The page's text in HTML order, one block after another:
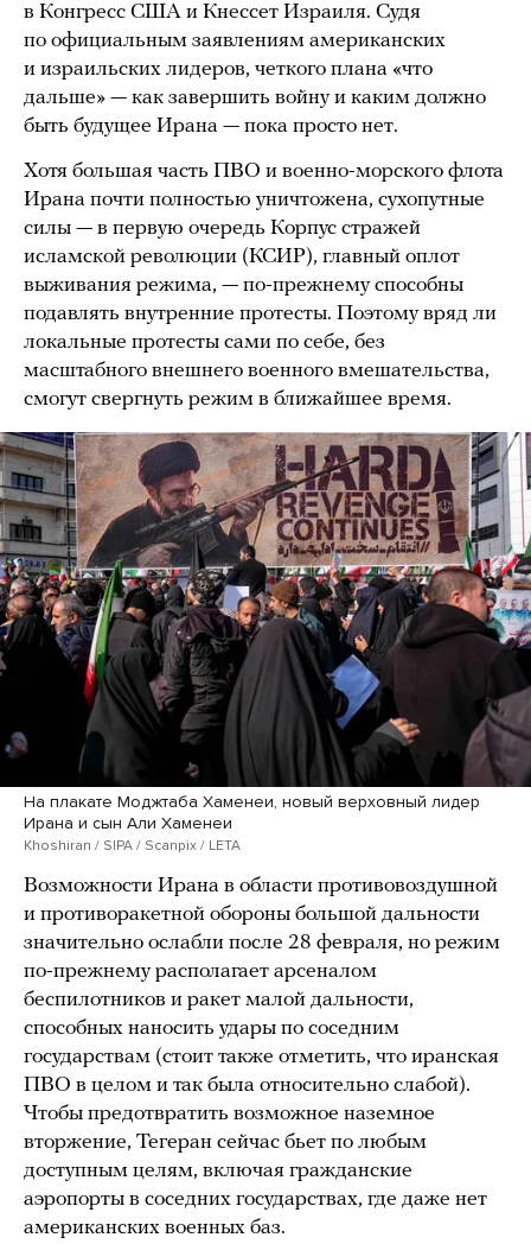
в Конгресс США и Кнессет Израиля. Судя
по официальным заявлениям американских
и израильских лидеров, четкого плана «что
дальше» — как завершить войну и каким должно
быть будущее Ирана — пока просто нет.
Хотя большая часть ПВО и военно-морского флота
Ирана почти полностью уничтожена, сухопутные
силы — в первую очередь Корпус стражей
исламской революции (КСИР), главный оплот
выживания режима, — по-прежнему способны
подавлять внутренние протесты. Поэтому вряд ли
локальные протесты сами по себе, без
масштабного внешнего военного вмешательства,
смогут свергнуть режим в ближайшее время.
На плакате Моджтаба Хаменеи, новый верховный лидер
Ирана и сын Али Хаменеи
Khoshiran / SIPA / Scanpix / LETA
Возможности Ирана в области противовоздушной
и противоракетной обороны большой дальности
значительно ослабли после 28 февраля, но режим
по-прежнему располагает арсеналом
беспилотников и ракет малой дальности,
способных наносить удары по соседним
государствам (стоит также отметить, что иранская
ПВО в целом и так была относительно слабой).
Чтобы предотвратить возможное наземное
вторжение, Тегеран сейчас бьет по любым
доступным целям, включая гражданские
аэропорты в соседних государствах, где даже нет
американских военных баз.